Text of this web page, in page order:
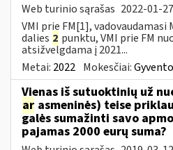
Web turinio sąrašas 2022-01-27
VMI prie FM[1], vadovaudamasi
dalies 2 punktu, VMI prie FM
atsižvelgdama į 2021...
Metai: 2022 Mokesčiai:
Vienas iš sutuoktinių už
ar asmeninės) teise
galės sumažinti savo
pajamas 2000 eurų suma?